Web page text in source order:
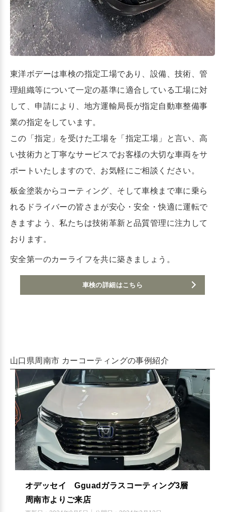
東洋ボデーは車検の指定工場であり、設備、技術、管
理組織等について一定の基準に適合している工場に対
して、申請により、地方運輸局長が指定自動車整備事
業の指定をしています。
この「指定」を受けた工場を「指定工場」と言い、高
い技術力と丁寧なサービスでお客様の大切な車両をサ
ポートいたしますので、お気軽にご相談ください。
板金塗装からコーティング、そして車検まで車に乗ら
れるドライバーの皆さまが安心・安全・快適に運転で
きますよう、私たちは技術革新と品質管理に注力して
おります。
安全第一のカーライフを共に築きましょう。
車検の詳細はこちら
山口県周南市 カーコーティングの事例紹介
オデッセイ Gguadガラスコーティング3層
周南市よりご来店